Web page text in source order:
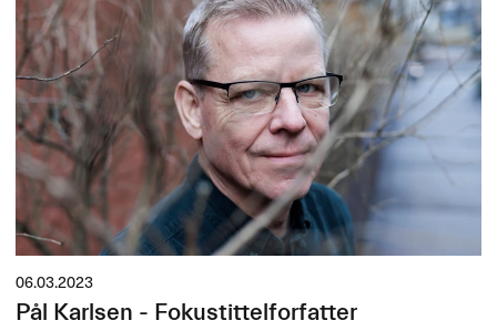
06.03.2023
Pål Karlsen - Fokustittelforfatter